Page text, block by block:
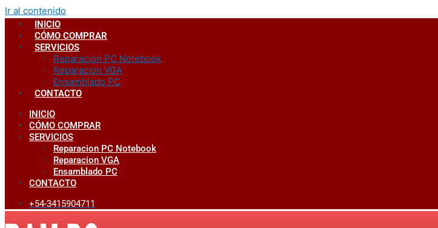
Ir al contenido
INICIO
CÓMO COMPRAR
SERVICIOS
Reparacion PC Notebook
Reparacion VGA
Ensamblado PC
CONTACTO
INICIO
CÓMO COMPRAR
SERVICIOS
Reparacion PC Notebook
Reparacion VGA
Ensamblado PC
CONTACTO
+54-3415904711